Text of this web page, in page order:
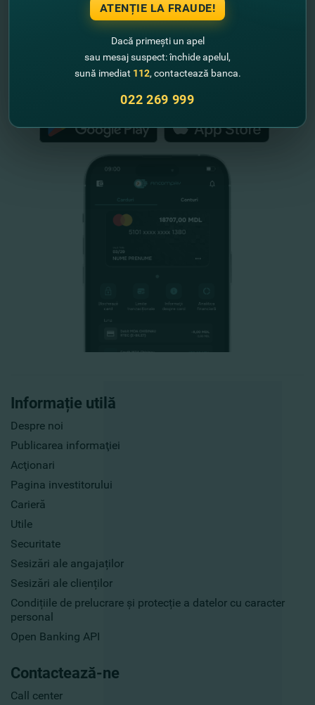
Informație utilă
Despre noi
Publicarea informaţiei
Acţionari
Pagina investitorului
Carieră
Utile
Securitate
Sesizări ale angajaților
Sesizări ale clienților
Condițiile de prelucrare și protecție a datelor cu caracter
personal
Open Banking API
Contactează-ne
Call center
"FinComBank" S.A. este membră a
Schemei de Garantare a Depozitelor
din Republica Moldova
ATENȚIE LA FRAUDE!
Dacă primești un apel
sau mesaj suspect: închide apelul,
sună imediat 112, contactează banca.
022 269 999